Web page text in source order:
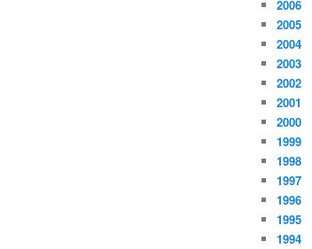
2006
2005
2004
2003
2002
2001
2000
1999
1998
1997
1996
1995
1994